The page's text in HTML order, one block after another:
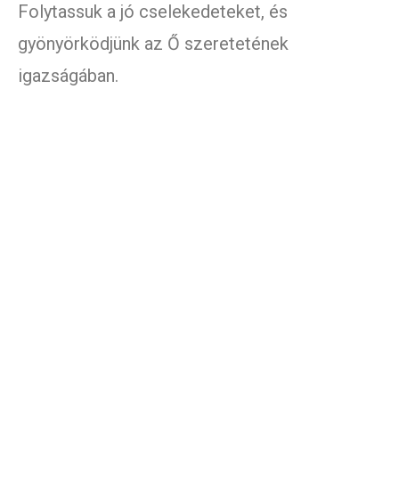
Folytassuk a jó cselekedeteket, és
gyönyörködjünk az Ő szeretetének
igazságában.